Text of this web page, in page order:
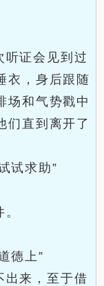
听证会见到过
衣，身后跟随
场和气势戳中
们直到离开了
试求助”
德上”
出来，至于借